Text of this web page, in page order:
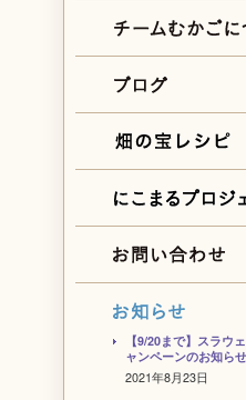
【9/20まで】スラウ
ャンペーンのお知らせ
2021年8月23日